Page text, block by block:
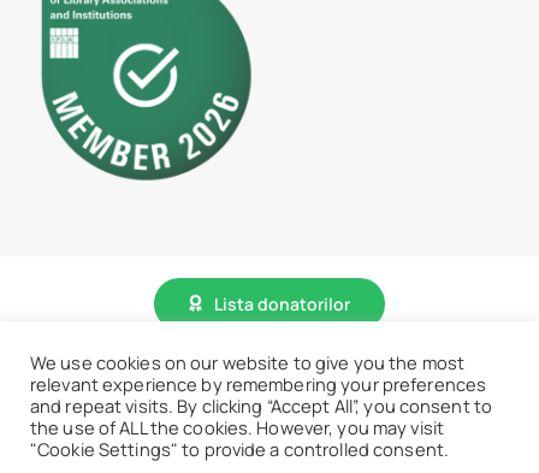
Lista donatorilor
© 2026 • BCU „Carol I” - Toate drepturile sunt rezervate.
Accesează website vechi
We use cookies on our website to give you the most
relevant experience by remembering your preferences
and repeat visits. By clicking “Accept All”, you consent to
the use of ALL the cookies. However, you may visit
"Cookie Settings" to provide a controlled consent.